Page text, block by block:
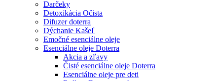
Darčeky
Detoxikácia Očista
Difuzer doterra
Dýchanie Kašeľ
Emočné esenciálne oleje
Esenciálne oleje Doterra
Akcia a zľavy
Čisté esenciálne oleje Doterra
Esenciálne oleje pre deti